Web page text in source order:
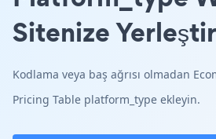
Sitenize
Kodlama veya baş ağrısı olmadan
Pricing Table platform_type ekleyin.